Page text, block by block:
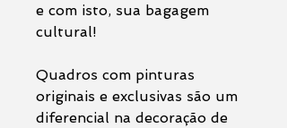
e com isto, sua bagagem
cultural!
Quadros com pinturas
originais e exclusivas são um
diferencial na decoração de